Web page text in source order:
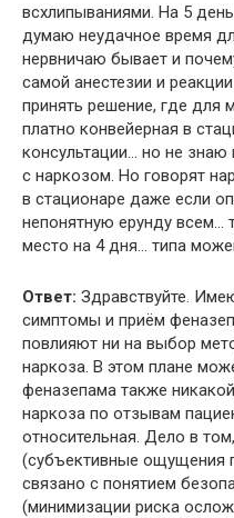
всхлипываниями. На 5
думаю неудачное время
нервничаю бывает и
самой анестезии и
принять решение, где для
платно конвейерная в
консультации… но не
с наркозом. Но говорят
в стационаре даже если
непонятную ерунду всем…
место на 4 дня… типа
Ответ: Здравствуйте.
симптомы и приём
повлияют ни на выбор
наркоза. В этом плане
феназепама также
наркоза по отзывам
относительная. Дело в
(субъективные ощущения
связано с понятием
(минимизации риска